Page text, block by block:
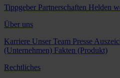
Tippgeber Partnerschaften Helden
Über uns
Karriere Unser Team Presse
(Unternehmen) Fakten (Produkt)
Rechtliches